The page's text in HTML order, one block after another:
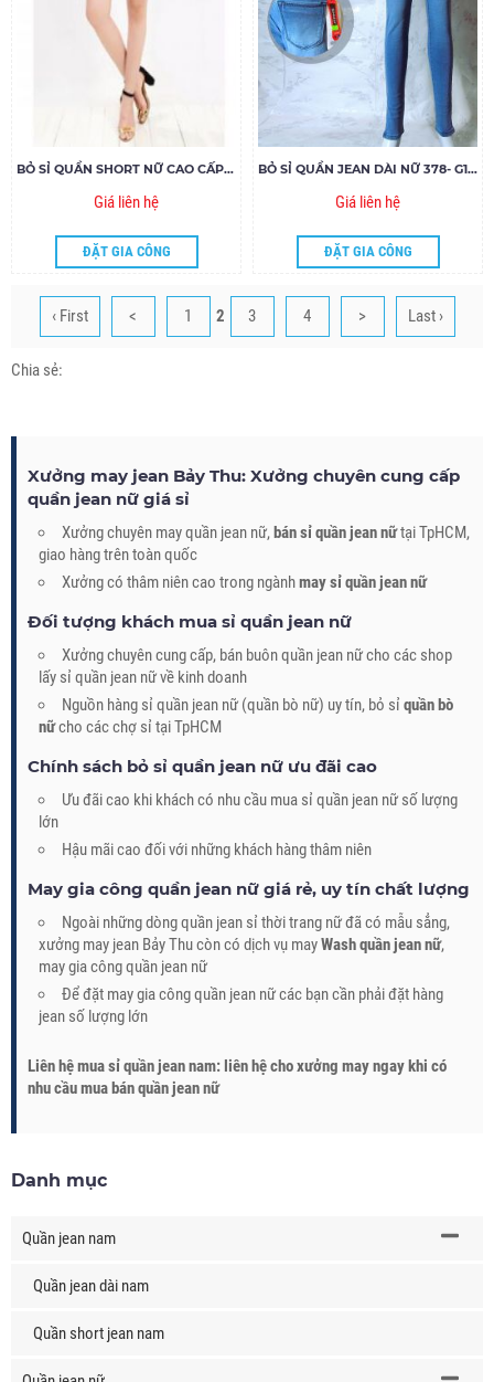
BỎ SỈ QUẦN SHORT NỮ CAO CẤP 80.13- G70
Giá liên hệ
ĐẶT GIA CÔNG
BỎ SỈ QUẦN JEAN DÀI NỮ 378- G120
Giá liên hệ
ĐẶT GIA CÔNG
‹ First < 1 2 3 4 > Last ›
Chia sẻ:
Xưởng may jean Bảy Thu: Xưởng chuyên cung cấp
quần jean nữ giá sỉ
Xưởng chuyên may quần jean nữ,bán sỉ quần jean nữtại TpHCM,
giao hàng trên toàn quốc
Xưởng có thâm niên cao trong ngànhmay sỉ quần jean nữ
Đối tượng khách mua sỉ quần jean nữ
Xưởng chuyên cung cấp, bán buôn quần jean nữ cho các shop
lấy sỉ quần jean nữ về kinh doanh
Nguồn hàng sỉ quần jean nữ (quần bò nữ) uy tín, bỏ sỉ quần bò
nữcho các chợ sỉ tại TpHCM
Chính sách bỏ sỉ quần jean nữ ưu đãi cao
Ưu đãi cao khi khách có nhu cầu mua sỉ quần jean nữ số lượng
lớn
Hậu mãi cao đối với những khách hàng thâm niên
May gia công quần jean nữ giá rẻ, uy tín chất lượng
Ngoài những dòng quần jean sỉ thời trang nữ đã có mẫu sẳng,
xưởng may jean Bảy Thu còn có dịch vụ mayWash quần jean nữ,
may gia công quần jean nữ
Để đặt may gia công quần jean nữ các bạn cần phải đặt hàng
jean số lượng lớn
Liên hệ mua sỉ quần jean nam: liên hệ cho xưởng may ngay khi có
nhu cầu mua bán quần jean nữ
Danh mục
Quần jean nam
Quần jean dài nam
Quần short jean nam